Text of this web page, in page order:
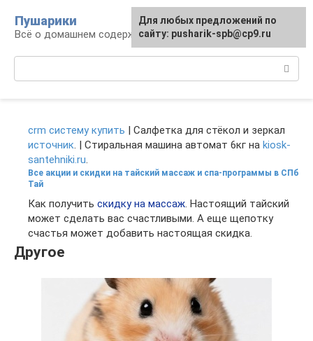
контенту
Пушарики
Всё о домашнем содержании грызунов
crm систему купить | Салфетка для стёкол и зеркал
источник. | Стиральная машина автомат 6кг на kiosk-
santehniki.ru.
Все акции и скидки на тайский массаж и спа-программы в СПб
Тай
Как получить скидку на массаж. Настоящий тайский
может сделать вас счастливыми. А еще щепотку
счастья может добавить настоящая скидка.
Другое
Для любых предложений по
сайту: pusharik-spb@cp9.ru